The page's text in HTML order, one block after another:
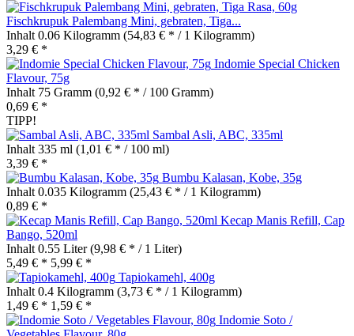
Fischkrupuk Palembang Mini, gebraten, Tiga...
Inhalt 0.06 Kilogramm (54,83 € * / 1 Kilogramm)
3,29 € *
Indomie Special Chicken
Flavour, 75g
Inhalt 75 Gramm (0,92 € * / 100 Gramm)
0,69 € *
TIPP!
Sambal Asli, ABC, 335ml
Inhalt 335 ml (1,01 € * / 100 ml)
3,39 € *
Bumbu Kalasan, Kobe, 35g
Inhalt 0.035 Kilogramm (25,43 € * / 1 Kilogramm)
0,89 € *
Kecap Manis Refill, Cap
Bango, 520ml
Inhalt 0.55 Liter(9,98 € * / 1 Liter)
5,49 € * 5,99 € *
Tapiokamehl, 400g
Inhalt 0.4 Kilogramm (3,73 € * / 1 Kilogramm)
1,49 € * 1,59 € *
Indomie Soto /